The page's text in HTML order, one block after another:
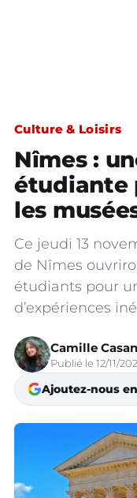
Culture & Loisirs
Nîmes :
étudiante
les
Ce jeudi 13
de Nîmes
étudiants pour
d’expériences
Camille
Publié le 12/11/
Ajoutez-nous